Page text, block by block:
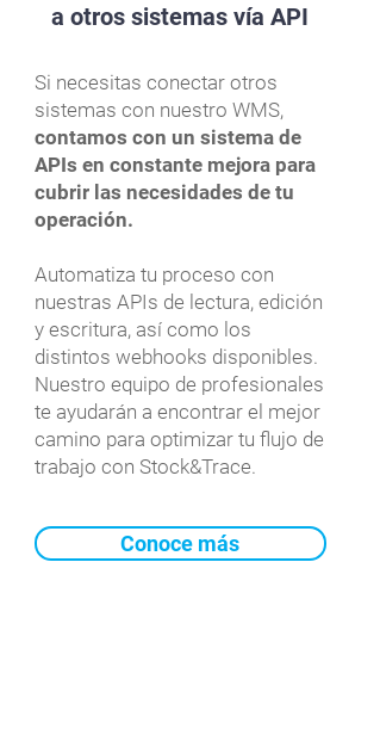
a otros sistemas vía API
Si necesitas conectar otros
sistemas con nuestro WMS,
contamos con un sistema de
APIs en constante mejora para
cubrir las necesidades de tu
operación.
Automatiza tu proceso con
nuestras APIs de lectura, edición
y escritura, así como los
distintos webhooks disponibles.
Nuestro equipo de profesionales
te ayudarán a encontrar el mejor
camino para optimizar tu flujo de
trabajo con Stock&Trace.
Conoce más